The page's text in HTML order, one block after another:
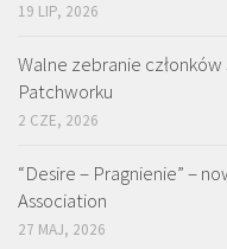
19 LIP, 2026
Walne zebranie
Patchworku
2 CZE, 2026
“Desire – Pragnienie” –
Association
27 MAJ, 2026